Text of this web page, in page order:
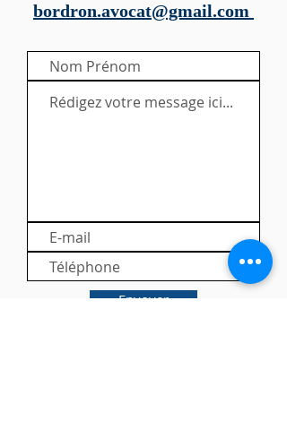
bordron.avocat@gmail.com
Envoyer